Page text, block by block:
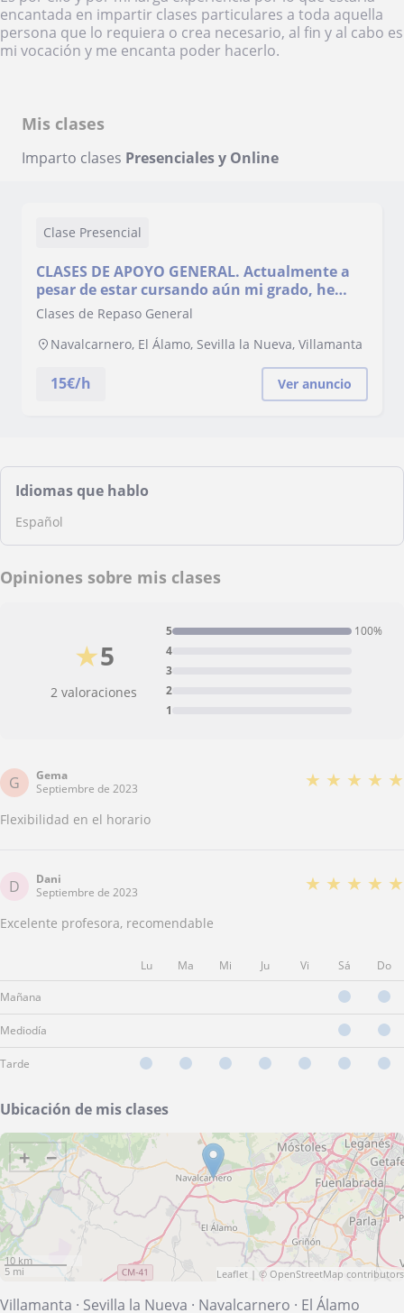
encantada en impartir clases particulares a toda aquella
persona que lo requiera o crea necesario, al fin y al cabo es
mi vocación y me encanta poder hacerlo.
Mis clases
Imparto clases Presenciales y Online
Clase Presencial
CLASES DE APOYO GENERAL. Actualmente a
pesar de estar cursando aún mi grado, he
estado trabajando como profesora de apoyo
en el programa Refuerza de la Comunidad de
Madrid, específicamente en el IES Profesor
de
Clases de Repaso General
Navalcarnero, El Álamo, Sevilla la Nueva, Villamanta
15€/h Ver anuncio
Idiomas que hablo
Español
Opiniones sobre mis clases
5
★
2 valoraciones
1
2
3
4
5 100%
G
Gema
Septiembre de 2023
★ ★ ★ ★ ★
Flexibilidad en el horario
D
Dani
Septiembre de 2023
★ ★ ★ ★ ★
Excelente profesora, recomendable
Lu Ma Mi Ju Vi Sá Do
Mañana
Mediodía
Tarde
Ubicación de mis clases
+ −
10 km
5 mi
Leaflet | © OpenStreetMap contributors
Villamanta · Sevilla la Nueva · Navalcarnero · El Álamo